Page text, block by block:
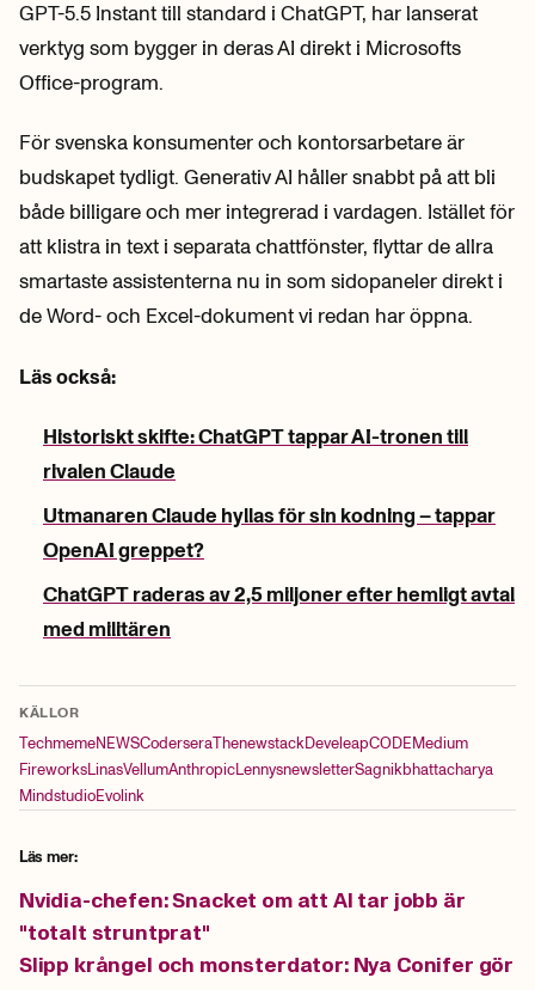
GPT-5.5 Instant till standard i ChatGPT, har lanserat
verktyg som bygger in deras AI direkt i Microsofts
Office-program.
För svenska konsumenter och kontorsarbetare är
budskapet tydligt. Generativ AI håller snabbt på att bli
både billigare och mer integrerad i vardagen. Istället för
att klistra in text i separata chattfönster, flyttar de allra
smartaste assistenterna nu in som sidopaneler direkt i
de Word- och Excel-dokument vi redan har öppna.
Läs också:
Historiskt skifte: ChatGPT tappar AI-tronen till
rivalen Claude
Utmanaren Claude hyllas för sin kodning – tappar
OpenAI greppet?
ChatGPT raderas av 2,5 miljoner efter hemligt avtal
med militären
KÄLLOR
TechmemeNEWSCoderseraThenewstack DeveleapCODE Medium
Fireworks LinasVellumAnthropic LennysnewsletterSagnikbhattacharya
MindstudioEvolink
Läs mer:
Nvidia-chefen: Snacket om att AI tar jobb är
"totalt struntprat"
Slipp krångel och monsterdator: Nya Conifer gör